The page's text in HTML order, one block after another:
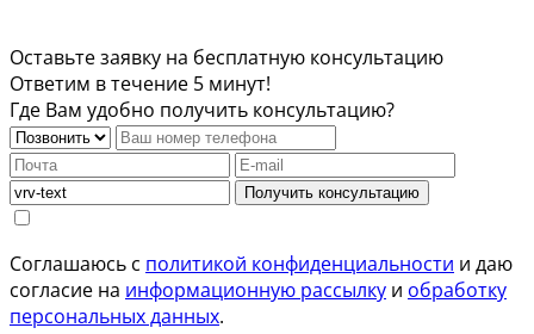
Оставьте заявку на бесплатную консультацию
Ответим в течение 5 минут!
Где Вам удобно получить консультацию?
Получить консультацию
Соглашаюсь с политикой конфиденциальности и даю
согласие на информационную рассылку и обработку
персональных данных.